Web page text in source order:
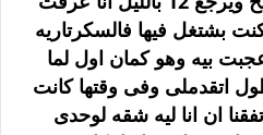
بشتغل فيها فالسكرتاريه
بيه وهو كمان اول لما
اتقدملى وفى وقتها كانت
ان انا ليه شقه لوحدى